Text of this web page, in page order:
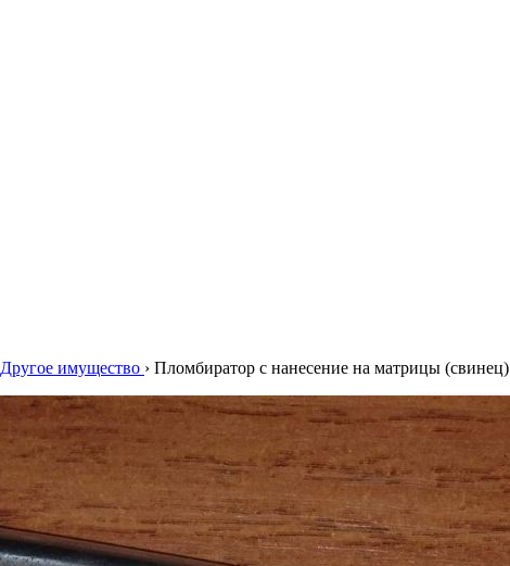
Другое имущество › Пломбиратор с нанесение на матрицы (свинец)